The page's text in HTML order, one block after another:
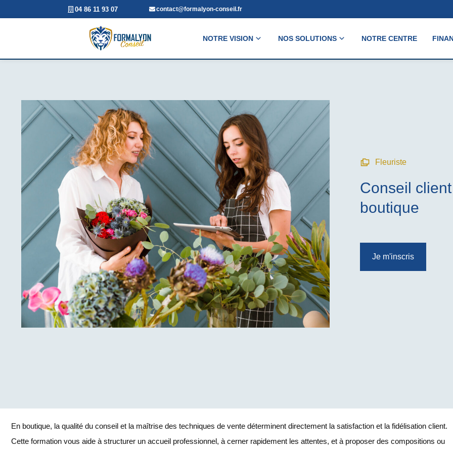
04 86 11 93 07 contact@formalyon-conseil.fr
NOTRE VISION NOS SOLUTIONS NOTRE CENTRE
Fleuriste
Conseil
boutique
Je m'inscris
En boutique, la qualité du conseil et la maîtrise des techniques de vente déterminent directement la satisfaction et la fidélisation client.
Cette formation vous aide à structurer un accueil professionnel, à cerner rapidement les attentes, et à proposer des compositions ou